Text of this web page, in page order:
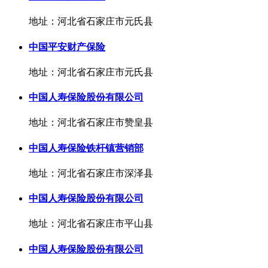
地址：河北省石家庄市元氏县
中国平安财产保险
地址：河北省石家庄市元氏县
中国人寿保险股份有限公司
地址：河北省石家庄市赞皇县
中国人寿保险铁杆镇营销部
地址：河北省石家庄市深泽县
中国人寿保险股份有限公司
地址：河北省石家庄市平山县
中国人寿保险股份有限公司